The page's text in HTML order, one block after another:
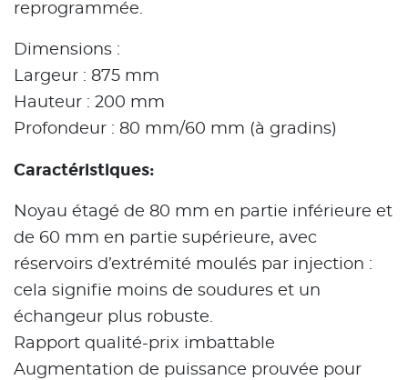
reprogrammée.
Dimensions :
Largeur : 875 mm
Hauteur : 200 mm
Profondeur : 80 mm/60 mm (à gradins)
Caractéristiques:
Noyau étagé de 80 mm en partie inférieure et
de 60 mm en partie supérieure, avec
réservoirs d’extrémité moulés par injection :
cela signifie moins de soudures et un
échangeur plus robuste.
Rapport qualité-prix imbattable
Augmentation de puissance prouvée pour